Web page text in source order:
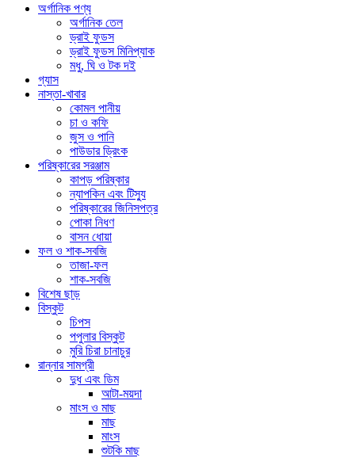
অর্গানিক পণ্য
অর্গানিক তেল
ড্রাই ফুডস
ড্রাই ফুডস মিনিপ্যাক
মধু, ঘি ও টক দই
গ্যাস
নাস্তা-খাবার
কোমল পানীয়
চা ও কফি
জুস ও পানি
পাউডার ড্রিংক
পরিষ্কারের সরঞ্জাম
কাপড় পরিষ্কার
ন্যাপকিন এবং টিস্যু
পরিষ্কারের জিনিসপত্র
পোকা নিধণ
বাসন ধোয়া
ফল ও শাক-সবজি
তাজা-ফল
শাক-সবজি
বিশেষ ছাড়
বিস্কুট
চিপস
পপুলার বিস্কুট
মুরি চিরা চানাচুর
রান্নার সামগ্রী
দুধ এবং ডিম
আটা-ময়দা
মাংস ও মাছ
মাছ
মাংস
শুটকি মাছ